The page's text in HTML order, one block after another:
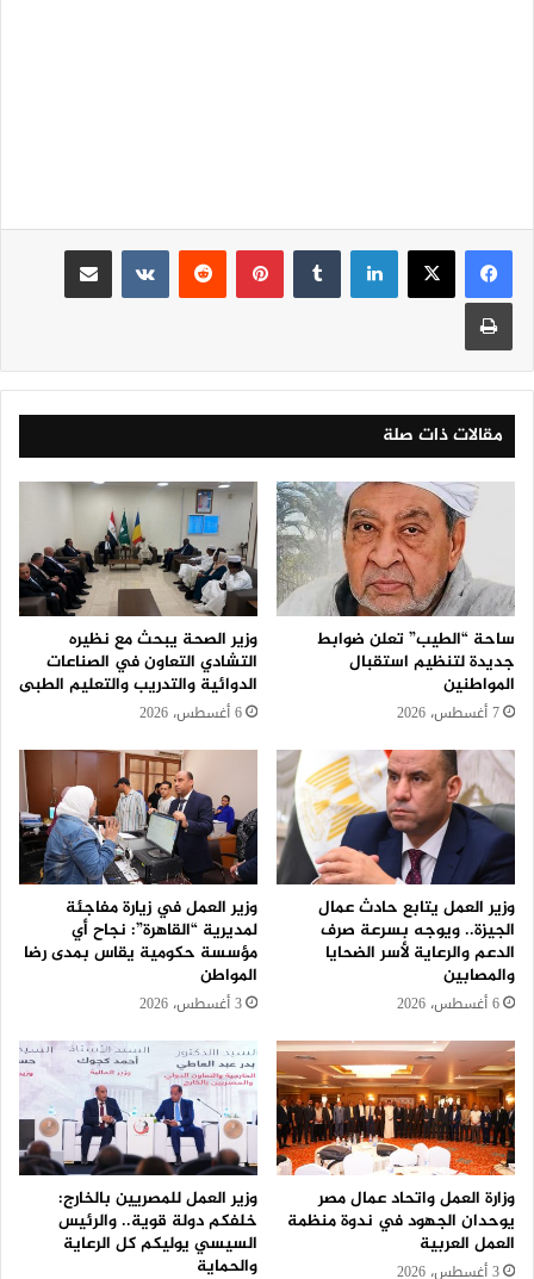
لينكدإن بينتيريست
مقالات ذات صلة
ساحة “الطيب” تعلن ضوابط
جديدة لتنظيم استقبال
المواطنين
7 أغسطس، 2026
وزير الصحة يبحث مع نظيره
التشادي التعاون في الصناعات
الدوائية والتدريب والتعليم الطبى
6 أغسطس، 2026
وزير العمل يتابع حادث عمال
الجيزة.. ويوجه بسرعة صرف
الدعم والرعاية لأسر الضحايا
والمصابين
6 أغسطس، 2026
وزير العمل في زيارة مفاجئة
لمديرية “القاهرة”: نجاح أي
مؤسسة حكومية يقاس بمدى رضا
المواطن
3 أغسطس، 2026
وزارة العمل واتحاد عمال مصر
يوحدان الجهود في ندوة منظمة
العمل العربية
3 أغسطس، 2026
وزير العمل للمصريين بالخارج:
خلفكم دولة قوية.. والرئيس
السيسي يوليكم كل الرعاية
والحماية